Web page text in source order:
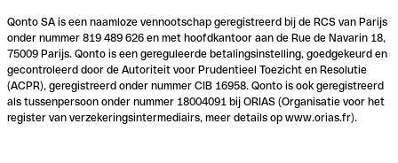
Qonto SA is een naamloze vennootschap geregistreerd bij de RCS van Parijs
onder nummer 819 489 626 en met hoofdkantoor aan de Rue de Navarin 18,
75009 Parijs. Qonto is een gereguleerde betalingsinstelling, goedgekeurd en
gecontroleerd door de Autoriteit voor Prudentieel Toezicht en Resolutie
(ACPR), geregistreerd onder nummer CIB 16958. Qonto is ook geregistreerd
als tussenpersoon onder nummer 18004091 bij ORIAS (Organisatie voor het
register van verzekeringsintermediairs, meer details op www.orias.fr).